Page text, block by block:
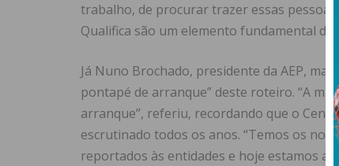
trabalho, de procurar trazer essas pessoas
Qualifica são um elemento fundamental
Já Nuno Brochado, presidente da AEP,
pontapé de arranque” deste roteiro. “A
arranque”, referiu, recordando que o
escrutinado todos os anos. “Temos os
reportados às entidades e hoje estamos